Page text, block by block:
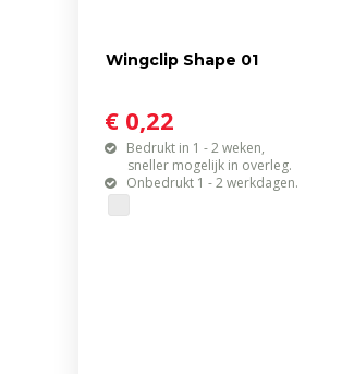
Wingclip Shape 01
€ 0,22
Bedrukt in 1 - 2 weken,
sneller mogelijk in overleg.
Onbedrukt 1 - 2 werkdagen.